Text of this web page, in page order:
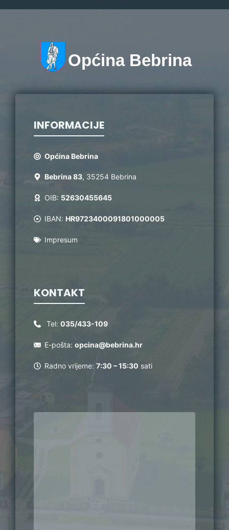
Općina Bebrina
INFORMACIJE
Općina Bebrina
Bebrina 83, 35254 Bebrina
OIB: 52630455645
IBAN: HR9723400091801000005
Impresum
KONTAKT
Tel: 035/433-109
E-pošta: opcina@bebrina.hr
Radno vrijeme: 7:30 – 15:30 sati